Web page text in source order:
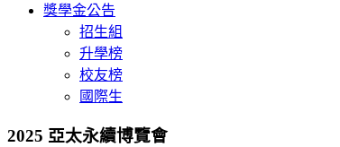
獎學金公告
招生組
升學榜
校友榜
國際生
2025 亞太永續博覽會